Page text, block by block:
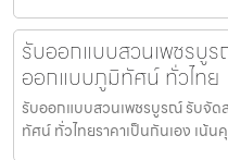
รับออกแบบสวนเพชรบู
ออกแบบภูมิทัศน์ ทั่วไทย
รับออกแบบสวนเพชรบูรณ์ รับจั
ทัศน์ ทั่วไทยราคาเป็นกันเอง เน้